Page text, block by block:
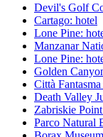
Devil's Golf
Cartago: hotel
Lone Pine:
Manzanar
Lone Pine:
Golden
Città
Death Valley
Zabriskie
Parco Natural